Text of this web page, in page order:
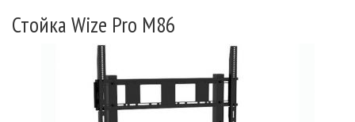
Стойка Wize Pro M86